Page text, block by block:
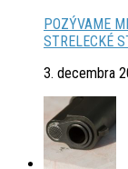
POZÝVAME
STRELECKÉ
3. decembra